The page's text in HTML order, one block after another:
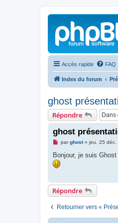
Accès rapide FAQ
Index du forum
ghost
Répondre
ghost
M
s
s
a
n
o
n
u
parghost» jeu. 25 déc.
Bonjour, je suis
Répondre
Retourner vers «